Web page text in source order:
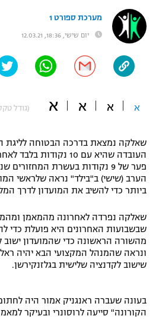
"מעל הליגה" – פודקאסט
"מחצית בשכונה" – פודקאסט
תקנון עבור פעילות אלקטרה
תקנון עבור פעילות ספורט 1 – "מרלן"
גיימינג E-Sports
מדיניות פרטיות
רשיון להקרנה פומבית לבית עסק
בני יהודה
היאבקות WWE
אופניים
כדורמים
פוטבול אמריקאי NFL
בייסבול MLB
אומנויות לחימה
גיימינג E-Sports
מערכת ספורט 1
יום שישי, 18:36, 12.03.21
א א א א (גודל
שאלקה נמצאת בדרכה הבטוחה לליגת
פער של 9 נקודות בעשרת
הערב (שישי) ב"בילד" נראה שלראשי
ביותר כדי להשיב את המועדון לדרך
שאלקה נפרדה לאחרונה מהמאמן
שבשבועות האחרונים היא פועלת כדי
מהשורה הראשונה כדי שהמועדון ישוב
שישוב לקדנציה שלישית בגלזנקירשן.
בעונה שעברה ראנגניק אמור היה
הקורונה" סייעה לרוסונרי ובעיקר